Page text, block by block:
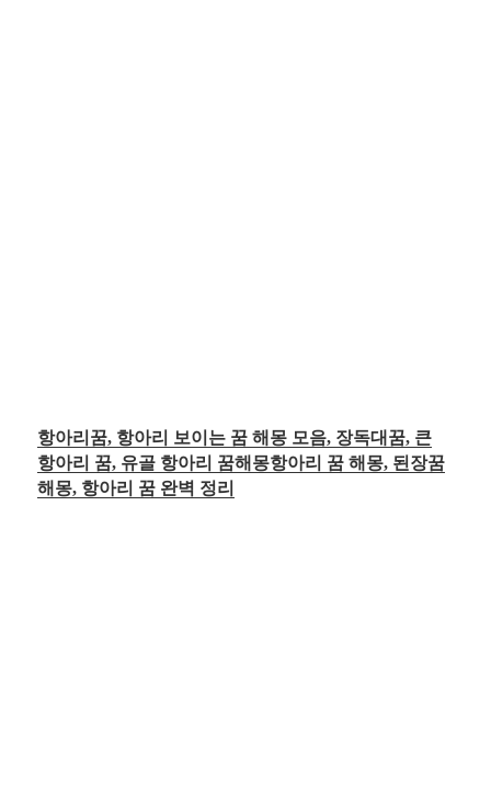
항아리꿈, 항아리 보이는 꿈 해몽 모음, 장독대꿈, 큰
항아리 꿈, 유골 항아리 꿈해몽항아리 꿈 해몽, 된장꿈
해몽, 항아리 꿈 완벽 정리